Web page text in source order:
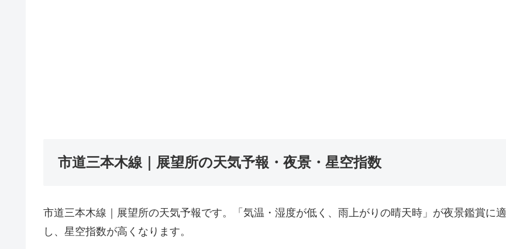
市道三本木線｜展望所の天気予報・夜景・星空指数
市道三本木線｜展望所の天気予報です。「気温・湿度が低く、雨上がりの晴天時」が夜景鑑賞に適
し、星空指数が高くなります。